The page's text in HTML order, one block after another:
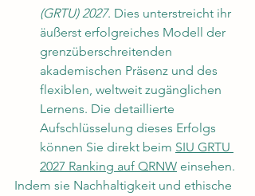
(GRTU) 2027. Dies unterstreicht ihr
äußerst erfolgreiches Modell der
grenzüberschreitenden
akademischen Präsenz und des
flexiblen, weltweit zugänglichen
Lernens. Die detaillierte
Aufschlüsselung dieses Erfolgs
können Sie direkt beim SIU GRTU
2027 Ranking auf QRNW einsehen.
Indem sie Nachhaltigkeit und ethische